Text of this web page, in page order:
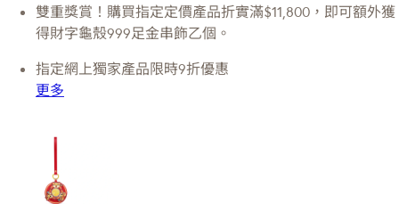
雙重獎賞！購買指定定價產品折實滿$11,800，即可額外獲
得財字龜殼999足金串飾乙個。
指定網上獨家產品限時9折優惠
更多